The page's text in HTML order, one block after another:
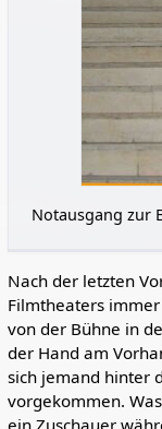
Notausgang zur
Nach der letzten
Filmtheaters
von der Bühne in
der Hand am
sich jemand hinter
vorgekommen.